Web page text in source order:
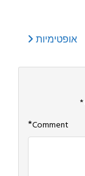
אופטימיות
*
Comment
*